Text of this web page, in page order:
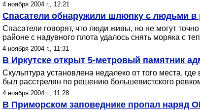
4 ноября 2004 г., 12:21
Спасатели обнаружили шлюпку с людьми в
Спасатели говорят, что люди живы, но не могут
районе с надувного плота удалось снять моряка с
4 ноября 2004 г., 11:31
В Иркутске открыт 5-метровый памятник
Скульптура установлена недалеко от того места,
был расстрелян по решению большевистского
4 ноября 2004 г., 11:28
В Приморском заповеднике пропал наряд